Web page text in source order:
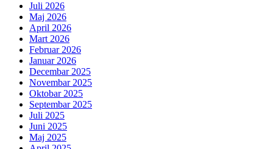
Juli 2026
Maj 2026
April 2026
Mart 2026
Februar 2026
Januar 2026
Decembar 2025
Novembar 2025
Oktobar 2025
Septembar 2025
Juli 2025
Juni 2025
Maj 2025